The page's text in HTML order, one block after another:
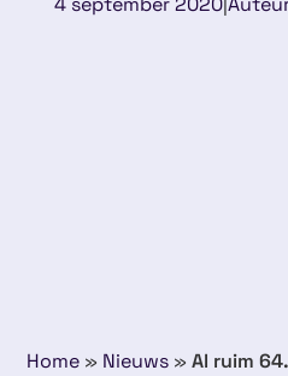
Home » Nieuws »Al ruim